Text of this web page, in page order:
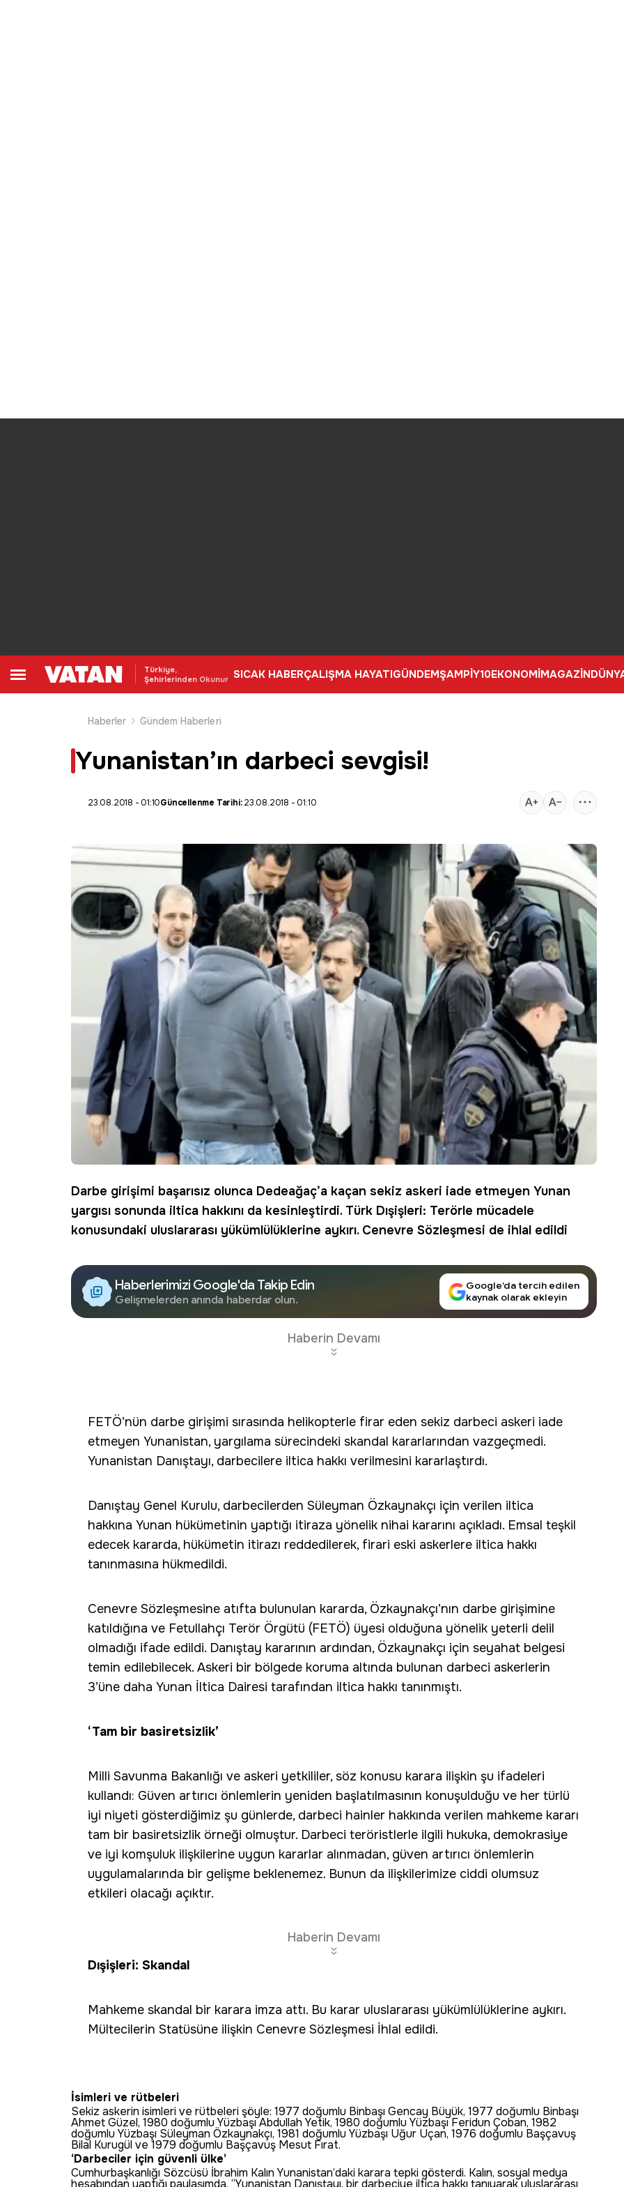
Türkiye,
Şehirlerinden Okunur SICAK HABERÇALIŞMA HAYATIGÜNDEMŞAMPİY10EKONOMİMAGAZİN
Haberler
Gündem Haberleri
Yunanistan’ın darbeci sevgisi!
23.08.2018 - 01:10Güncellenme Tarihi:23.08.2018 - 01:10
Darbe girişimi başarısız olunca Dedeağaç’a kaçan sekiz askeri iade etmeyen Yunan
yargısı sonunda iltica hakkını da kesinleştirdi. Türk Dışişleri: Terörle mücadele
konusundaki uluslararası yükümlülüklerine aykırı. Cenevre Sözleşmesi de ihlal edildi
Haberlerimizi Google'da Takip Edin
Gelişmelerden anında haberdar olun.
Google’da tercih edilen
kaynak olarak ekleyin
Haberin Devamı
FETÖ’nün darbe girişimi sırasında helikopterle firar eden sekiz darbeci askeri iade
etmeyen Yunanistan, yargılama sürecindeki skandal kararlarından vazgeçmedi.
Yunanistan Danıştayı, darbecilere iltica hakkı verilmesini kararlaştırdı.
Danıştay Genel Kurulu, darbecilerden Süleyman Özkaynakçı için verilen iltica
hakkına Yunan hükümetinin yaptığı itiraza yönelik nihai kararını açıkladı. Emsal teşkil
edecek kararda, hükümetin itirazı reddedilerek, firari eski askerlere iltica hakkı
tanınmasına hükmedildi.
Cenevre Sözleşmesine atıfta bulunulan kararda, Özkaynakçı’nın darbe girişimine
katıldığına ve Fetullahçı Terör Örgütü (FETÖ) üyesi olduğuna yönelik yeterli delil
olmadığı ifade edildi. Danıştay kararının ardından, Özkaynakçı için seyahat belgesi
temin edilebilecek. Askeri bir bölgede koruma altında bulunan darbeci askerlerin
3’üne daha Yunan İltica Dairesi tarafından iltica hakkı tanınmıştı.
‘Tam bir basiretsizlik’
Milli Savunma Bakanlığı ve askeri yetkililer, söz konusu karara ilişkin şu ifadeleri
kullandı: Güven artırıcı önlemlerin yeniden başlatılmasının konuşulduğu ve her türlü
iyi niyeti gösterdiğimiz şu günlerde, darbeci hainler hakkında verilen mahkeme kararı
tam bir basiretsizlik örneği olmuştur. Darbeci teröristlerle ilgili hukuka, demokrasiye
ve iyi komşuluk ilişkilerine uygun kararlar alınmadan, güven artırıcı önlemlerin
uygulamalarında bir gelişme beklenemez. Bunun da ilişkilerimize ciddi olumsuz
etkileri olacağı açıktır.
Haberin Devamı
Dışişleri: Skandal
Mahkeme skandal bir karara imza attı. Bu karar uluslararası yükümlülüklerine aykırı.
Mültecilerin Statüsüne ilişkin Cenevre Sözleşmesi İhlal edildi.
İsimleri ve rütbeleri
Sekiz askerin isimleri ve rütbeleri şöyle: 1977 doğumlu Binbaşı Gencay Büyük, 1977 doğumlu Binbaşı
Ahmet Güzel, 1980 doğumlu Yüzbaşı Abdullah Yetik, 1980 doğumlu Yüzbaşı Feridun Çoban, 1982
doğumlu Yüzbaşı Süleyman Özkaynakçı, 1981 doğumlu Yüzbaşı Uğur Uçan, 1976 doğumlu Başçavuş
Bilal Kurugül ve 1979 doğumlu Başçavuş Mesut Fırat.
‘Darbeciler için güvenli ülke’
Cumhurbaşkanlığı Sözcüsü İbrahim Kalın Yunanistan’daki karara tepki gösterdi. Kalın, sosyal medya
hesabından yaptığı paylaşımda, “Yunanistan Danıştayı, bir darbeciye iltica hakkı tanıyarak uluslararası